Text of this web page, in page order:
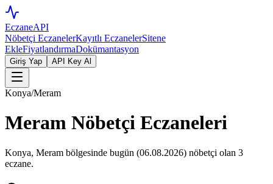
EczaneAPI
Nöbetçi EczanelerKayıtlı EczanelerSitene
EkleFiyatlandırmaDokümantasyon
Giriş Yap API Key Al
Konya/Meram
Meram Nöbetçi Eczaneleri
Konya, Meram bölgesinde bugün (06.08.2026) nöbetçi olan 3
eczane.